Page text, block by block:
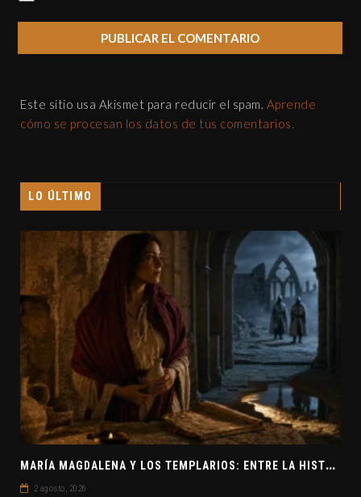
Este sitio usa Akismet para reducir el spam. Aprende
cómo se procesan los datos de tus comentarios.
LO ÚLTIMO
M
ARÍA MAGDALENA Y LOS TEMPLARIOS: ENTRE LA HISTORIA Y EL MISTERIO
2 agosto, 2026